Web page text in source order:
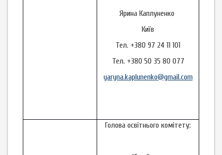
Ярина Каплуненко
Київ
Тел. +380 97 24 11 101
Тел. +380 50 35 80 077
yaryna.kaplunenko@gmail.com
Голова освітнього комітету: